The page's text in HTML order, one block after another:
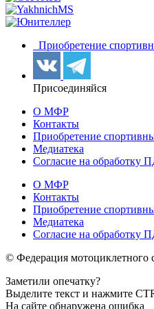
Приобретение
Присоединяйся
О МФР
Контакты
Приобретение
Медиатека
Согласие на обработку
О МФР
Контакты
Приобретение
Медиатека
Согласие на обработку
© Федерация мотоциклетного
Заметили опечатку?
Выделите текст и нажмите
На сайте обнаружена ошибка